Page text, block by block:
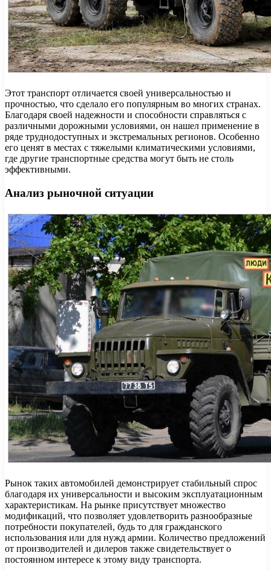
Этот транспорт отличается своей универсальностью и
прочностью, что сделало его популярным во многих странах.
Благодаря своей надежности и способности справляться с
различными дорожными условиями, он нашел применение в
ряде труднодоступных и экстремальных регионов. Особенно
его ценят в местах с тяжелыми климатическими условиями,
где другие транспортные средства могут быть не столь
эффективными.
Анализ рыночной ситуации
Рынок таких автомобилей демонстрирует стабильный спрос
благодаря их универсальности и высоким эксплуатационным
характеристикам. На рынке присутствует множество
модификаций, что позволяет удовлетворить разнообразные
потребности покупателей, будь то для гражданского
использования или для нужд армии. Количество предложений
от производителей и дилеров также свидетельствует о
постоянном интересе к этому виду транспорта.